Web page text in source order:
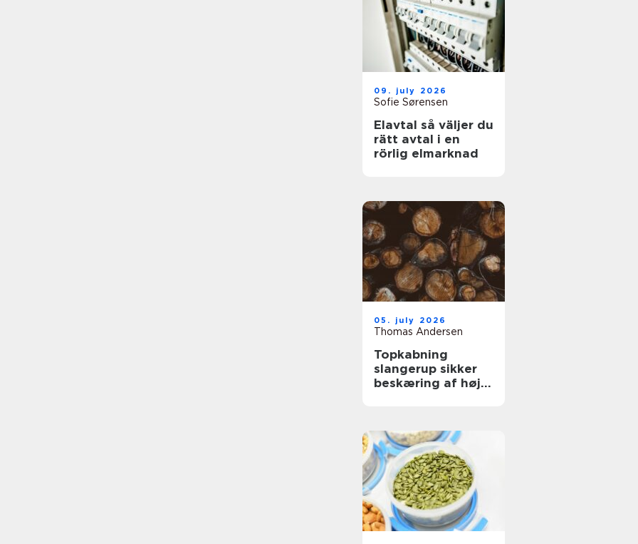
09. july 2026
Sofie Sørensen
Elavtal så väljer du
rätt avtal i en
rörlig elmarknad
05. july 2026
Thomas Andersen
Topkabning
slangerup sikker
beskæring af høje